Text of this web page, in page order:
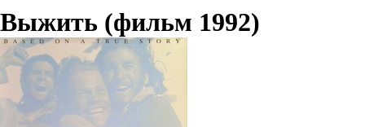
Выжить (фильм 1992)